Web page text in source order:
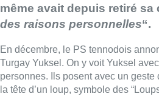
même avait depuis retiré sa
des raisons personnelles“.
En décembre, le PS tennodois
Turgay Yuksel. On y voit Yuksel
personnes. Ils posent avec un
la tête d’un loup, symbole des